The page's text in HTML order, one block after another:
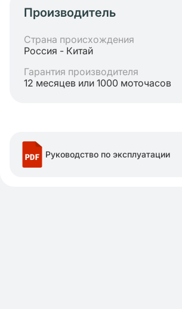
Производитель
Страна происхождения
Россия - Китай
Гарантия производителя
12 месяцев или 1000 моточасов
Руководство по эксплуатации